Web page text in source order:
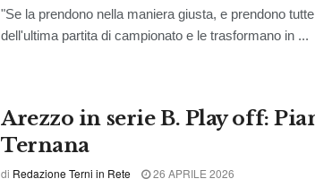
"Se la prendono nella maniera giusta, e prendono
dell'ultima partita di campionato e le trasformano in ...
Arezzo in serie B. Play off:
Ternana
di Redazione Terni in Rete 26 APRILE 2026